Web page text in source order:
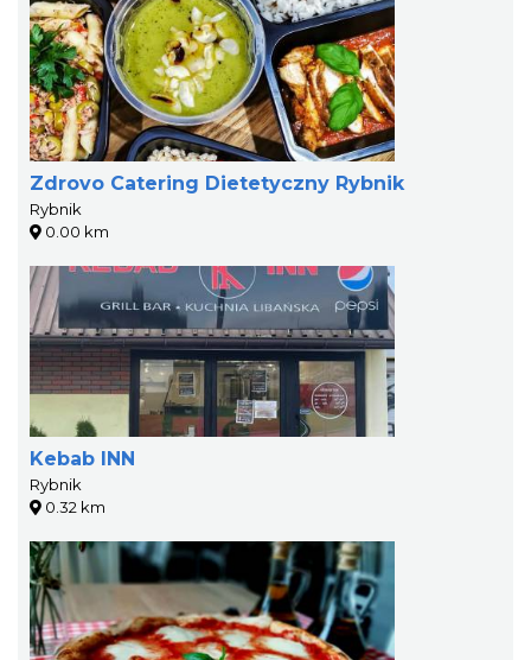
Zdrovo Catering Dietetyczny Rybnik
Rybnik
0.00 km
Kebab INN
Rybnik
0.32 km